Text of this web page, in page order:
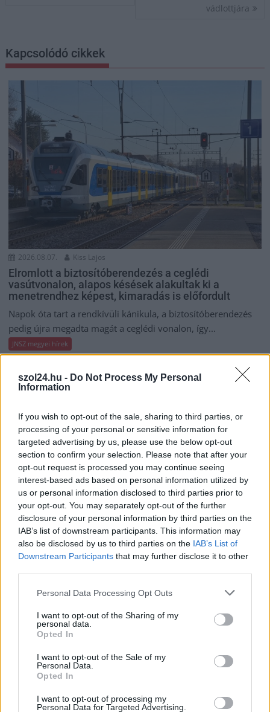
szol24.hu - Do Not Process My Personal
Information
If you wish to opt-out of the sale, sharing to third parties, or
processing of your personal or sensitive information for
targeted advertising by us, please use the below opt-out
section to confirm your selection. Please note that after your
opt-out request is processed you may continue seeing
interest-based ads based on personal information utilized by
us or personal information disclosed to third parties prior to
your opt-out. You may separately opt-out of the further
disclosure of your personal information by third parties on the
IAB’s list of downstream participants. This information may
also be disclosed by us to third parties on the IAB’s List of
Downstream Participants that may further disclose it to other
Please note that this website/app uses one or more Google
not limited to your visit or usage behaviour. You may click to
grant or deny consent to Google and its third-party tags to
use your data for below specified purposes in below Google
consent section.
Personal Data Processing Opt Outs
I want to opt-out of the Sharing of my
personal data.
Opted In
I want to opt-out of the Sale of my
Personal Data.
Opted In
I want to opt-out of processing my
Personal Data for Targeted Advertising.
vádlottjára
Kapcsolódó cikkek
2026.08.07. Kiss Lajos
Elromlott a biztosítóberendezés a ceglédi
vasútvonalon, alapos késések alakultak ki a
menetrendhez képest, kimaradás is előfordult
Napok óta tart a rendkívüli kánikula, a biztosítóberendezés
pedig újra megadta magát a ceglédi vonalon, így...
JNSZ megyei hírek
2026.08.06. Kiss Lajos
Sok volt az igazolatlan hiányzás, Pócs János
fizetéslevonást kapott, más fideszesek még
kevesebbet vittek haza
A jászsági fideszes képviselő túl sokszor hiányzott
megúszta ahhoz...
JNSZ megyei hírek